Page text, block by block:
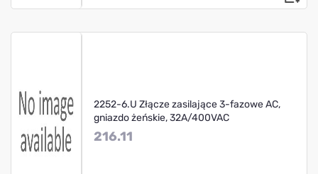
2252-6.U Złącze zasilające 3-fazowe AC,
gniazdo żeńskie, 32A/400VAC
216.11